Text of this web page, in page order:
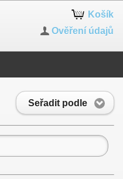
Košík
Ověření údajů
Seřadit podle